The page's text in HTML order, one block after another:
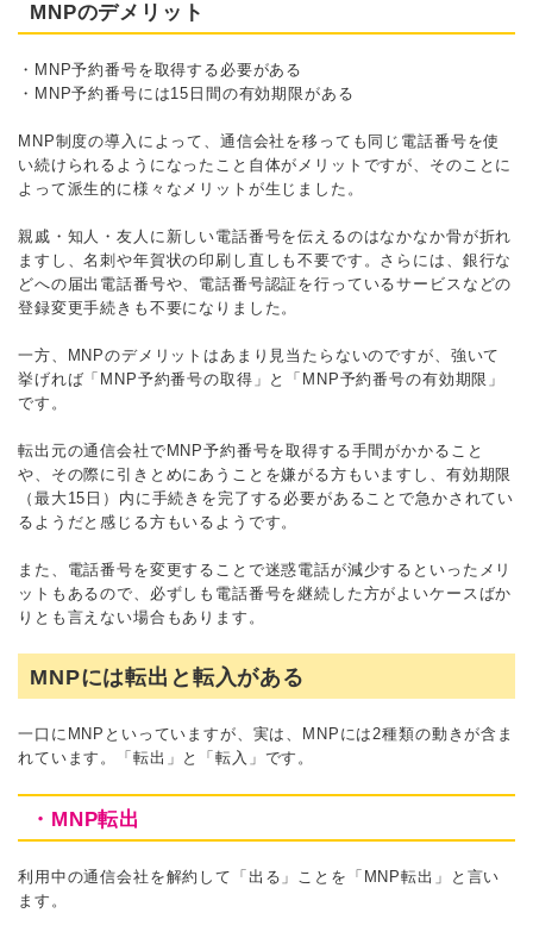
MNPのデメリット
・MNP予約番号を取得する必要がある
・MNP予約番号には15日間の有効期限がある
MNP制度の導入によって、通信会社を移っても同じ電話番号を使
い続けられるようになったこと自体がメリットですが、そのことに
よって派生的に様々なメリットが生じました。
親戚・知人・友人に新しい電話番号を伝えるのはなかなか骨が折れ
ますし、名刺や年賀状の印刷し直しも不要です。さらには、銀行な
どへの届出電話番号や、電話番号認証を行っているサービスなどの
登録変更手続きも不要になりました。
一方、MNPのデメリットはあまり見当たらないのですが、強いて
挙げれば「MNP予約番号の取得」と「MNP予約番号の有効期限」
です。
転出元の通信会社でMNP予約番号を取得する手間がかかること
や、その際に引きとめにあうことを嫌がる方もいますし、有効期限
（最大15日）内に手続きを完了する必要があることで急かされてい
るようだと感じる方もいるようです。
また、電話番号を変更することで迷惑電話が減少するといったメリ
ットもあるので、必ずしも電話番号を継続した方がよいケースばか
りとも言えない場合もあります。
MNPには転出と転入がある
一口にMNPといっていますが、実は、MNPには2種類の動きが含ま
れています。「転出」と「転入」です。
・MNP転出
利用中の通信会社を解約して「出る」ことを「MNP転出」と言い
ます。